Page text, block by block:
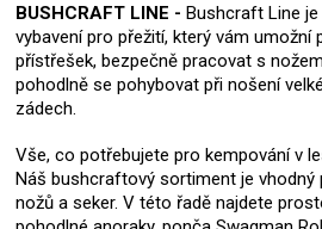
BUSHCRAFT LINE - Bushcraft Line
vybavení pro přežití, který vám umožní
přístřešek, bezpečně pracovat s
pohodlně se pohybovat při nošení
zádech.
Vše, co potřebujete pro kempování v
Náš bushcraftový sortiment je vhodný
nožů a seker. V této řadě najdete